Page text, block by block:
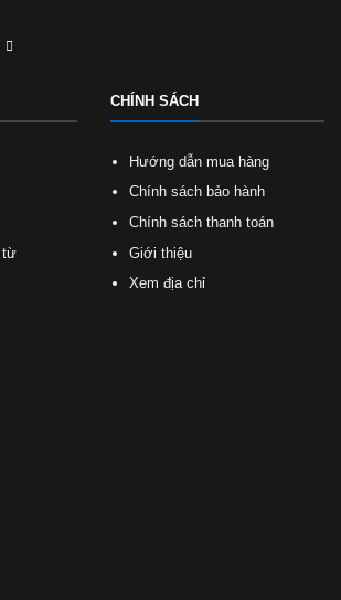
từ
CHÍNH SÁCH
Hướng dẫn mua hàng
Chính sách bảo hành
Chính sách thanh toán
Giới thiệu
Xem địa chỉ